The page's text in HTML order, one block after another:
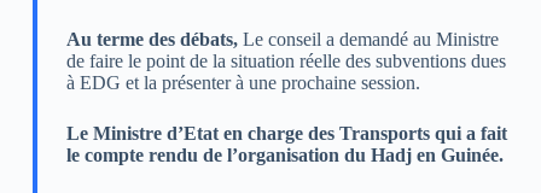
Au terme des débats,Le conseil a demandé au Ministre
de faire le point de la situation réelle des subventions dues
à EDG et la présenter à une prochaine session.
Le Ministre d’Etat en charge des Transports qui a fait
le compte rendu de l’organisation du Hadj en Guinée.